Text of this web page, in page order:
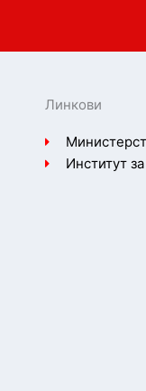
Линкови
Институт за